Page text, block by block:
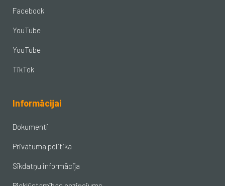
Facebook
YouTube
YouTube
TikTok
Informācijai
Dokumenti
Privātuma politika
Sīkdatņu informācija